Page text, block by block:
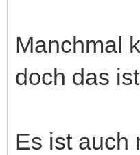
Manchmal
doch das
Es ist auch